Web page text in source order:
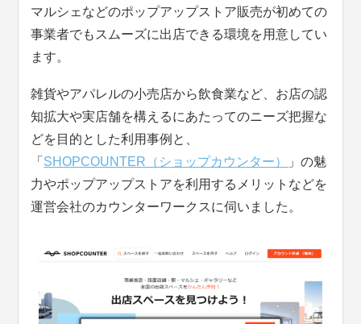
マルシェなどのポップアップストア販売が初めての
事業者でもスムーズに出店できる環境を用意してい
ます。
雑貨やアパレルの小売店から飲食業など、お店の認
知拡大や実店舗を構えるにあたってのニーズ把握な
どを目的とした利用事例と、
「 SHOPCOUNTER（ショップカウンター）
」の魅
力やポップアップストアを利用するメリットなどを
運営会社のカウンターワークスに伺いました。